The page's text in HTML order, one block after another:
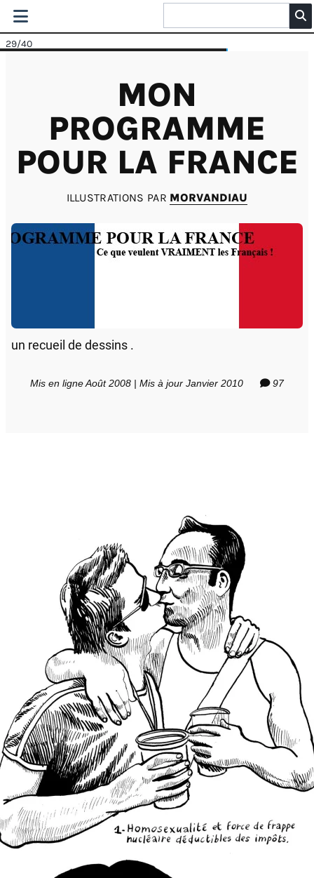
29/40
MON
PROGRAMME
POUR LA FRANCE
ILLUSTRATIONS PAR MORVANDIAU
un recueil de dessins .
Mis en ligne Août 2008 | Mis à jour Janvier 2010 97